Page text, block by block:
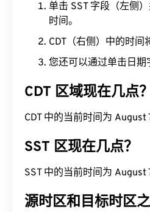
单击 SST 字段（左侧
时间。
CDT（右侧）中的时间
您还可以通过单击日期
CDT 区域现在几点？
CDT 中的当前时间为
SST 区现在几点？
SST 中的当前时间为
源时区和目标时区